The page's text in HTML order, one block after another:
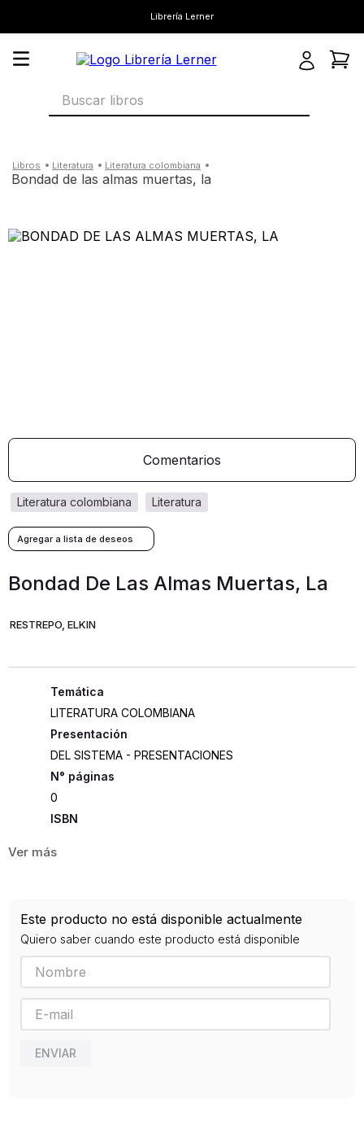
Librería Lerner
Buscar libros
literatura literatura colombiana
bondad de las almas muertas, la
Comentarios
literatura
literatura colombiana
Bondad De Las Almas Muertas, La
RESTREPO, ELKIN
LITERATURA COLOMBIANA
Presentación
DEL SISTEMA - PRESENTACIONES
0
ISBN
Editorial
0
Este producto no está disponible actualmente
Quiero saber cuando este producto está disponible
ENVIAR